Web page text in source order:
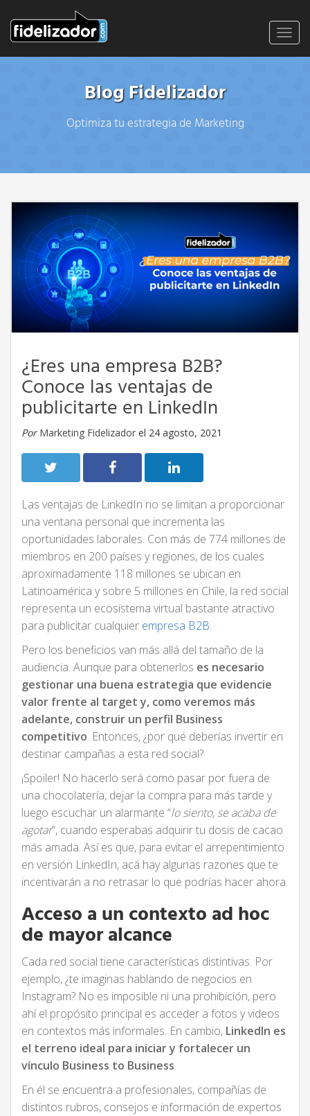
Blog Fidelizador
Optimiza tu estrategia de Marketing
¿Eres una empresa B2B?
Conoce las ventajas de
publicitarte en LinkedIn
Por Marketing Fidelizador el 24 agosto, 2021
Las ventajas de LinkedIn no se limitan a proporcionar
una ventana personal que incrementa las
oportunidades laborales. Con más de 774 millones de
miembros en 200 países y regiones, de los cuales
aproximadamente 118 millones se ubican en
Latinoamérica y sobre 5 millones en Chile, la red social
representa un ecosistema virtual bastante atractivo
para publicitar cualquier empresa B2B.
Pero los beneficios van más allá del tamaño de la
audiencia. Aunque para obtenerlos es necesario
gestionar una buena estrategia que evidencie
valor frente al target y, como veremos más
adelante, construir un perfil Business
competitivo. Entonces, ¿por qué deberías invertir en
destinar campañas a esta red social?
¡Spoiler! No hacerlo será como pasar por fuera de
una chocolatería, dejar la compra para más tarde y
luego escuchar un alarmante “lo siento, se acaba de
agotar”, cuando esperabas adquirir tu dosis de cacao
más amada. Así es que, para evitar el arrepentimiento
en versión LinkedIn, acá hay algunas razones que te
incentivarán a no retrasar lo que podrías hacer ahora.
Acceso a un contexto ad hoc
de mayor alcance
Cada red social tiene características distintivas. Por
ejemplo, ¿te imaginas hablando de negocios en
Instagram? No es imposible ni una prohibición, pero
ahí el propósito principal es acceder a fotos y videos
en contextos más informales. En cambio, LinkedIn es
el terreno ideal para iniciar y fortalecer un
vínculo Business to Business.
En él se encuentra a profesionales, compañías de
distintos rubros, consejos e información de expertos